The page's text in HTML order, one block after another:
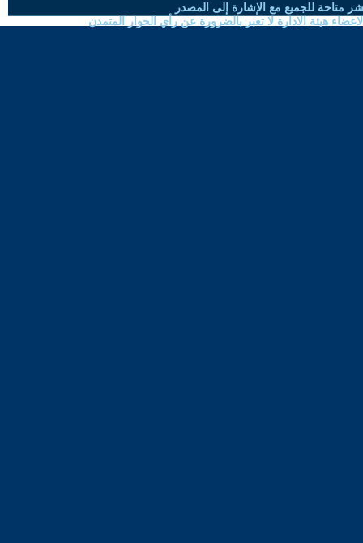
متاحة للجميع مع الإشارة إلى المصدر
هيئة الادارة لا تعبر بالضرورة عن رأي الحوار المتمدن